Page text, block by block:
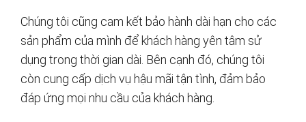
Chúng tôi cũng cam kết bảo hành dài hạn cho các
sản phẩm của mình để khách hàng yên tâm sử
dụng trong thời gian dài. Bên cạnh đó, chúng tôi
còn cung cấp dịch vụ hậu mãi tận tình, đảm bảo
đáp ứng mọi nhu cầu của khách hàng.